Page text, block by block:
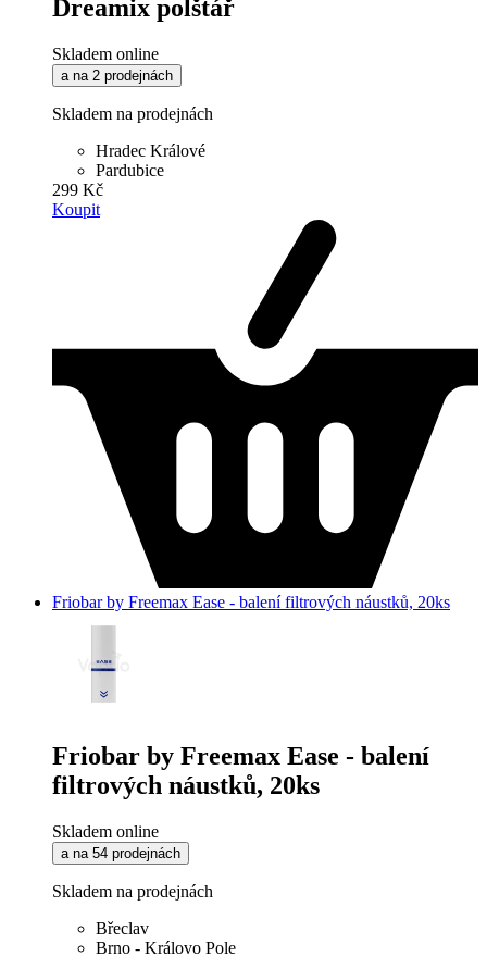
Dreamix polštář
Skladem online
a na 2 prodejnách
Skladem na prodejnách
Hradec Králové
Pardubice
299 Kč
Koupit
Friobar by Freemax Ease - balení filtrových náustků, 20ks
Friobar by Freemax Ease - balení
filtrových náustků, 20ks
Skladem online
a na 54 prodejnách
Skladem na prodejnách
Břeclav
Brno - Královo Pole